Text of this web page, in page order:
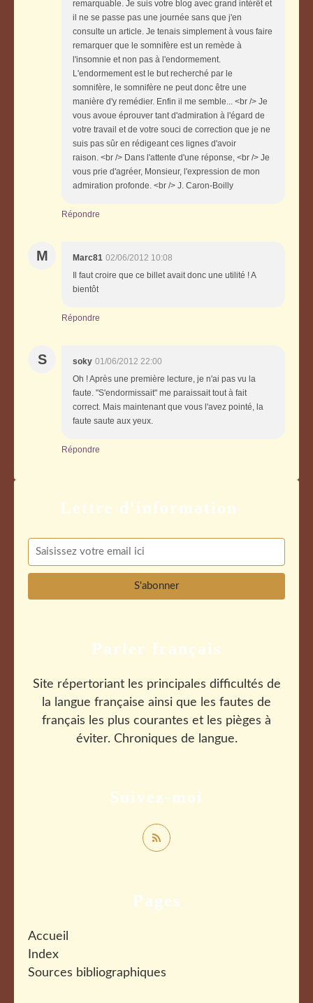
remarquable. Je suis votre blog avec grand intérêt et
il ne se passe pas une journée sans que j'en
consulte un article. Je tenais simplement à vous faire
remarquer que le somnifère est un remède à
l'insomnie et non pas à l'endormement.
L'endormement est le but recherché par le
somnifère, le somnifère ne peut donc être une
manière d'y remédier. Enfin il me semble... <br /> Je
vous avoue éprouver tant d'admiration à l'égard de
votre travail et de votre souci de correction que je ne
suis pas sûr en rédigeant ces lignes d'avoir
raison. <br /> Dans l'attente d'une réponse, <br /> Je
vous prie d'agréer, Monsieur, l'expression de mon
admiration profonde. <br /> J. Caron-Boilly
Répondre
M Marc81 02/06/2012 10:08
Il faut croire que ce billet avait donc une utilité ! A
bientôt
Répondre
S soky 01/06/2012 22:00
Oh ! Après une première lecture, je n'ai pas vu la
faute. "S'endormissait" me paraissait tout à fait
correct. Mais maintenant que vous l'avez pointé, la
faute saute aux yeux.
Répondre
Pages
Accueil
Index
Sources bibliographiques
Suivez-moi
Parler français
Site répertoriant les principales difficultés de
la langue française ainsi que les fautes de
français les plus courantes et les pièges à
éviter. Chroniques de langue.